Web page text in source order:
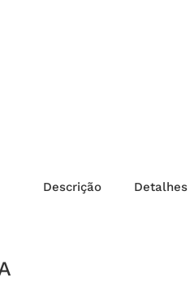
Descrição Detalhes